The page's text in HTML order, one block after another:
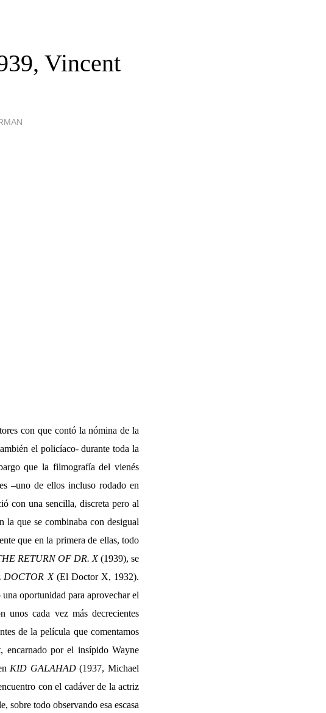
Vincent
con que contó la nómina de la
el policíaco- durante toda la
que la filmografía del vienés
–uno de ellos incluso rodado en
con una sencilla, discreta pero al
la que se combinaba con desigual
que en la primera de ellas, todo
RETURN OF DR. X(1939), se
DOCTOR X (El Doctor X, 1932).
oportunidad para aprovechar el
unos cada vez más decrecientes
de la película que comentamos
encarnado por el insípido Wayne
KID GALAHAD(1937, Michael
con el cadáver de la actriz
sobre todo observando esa escasa